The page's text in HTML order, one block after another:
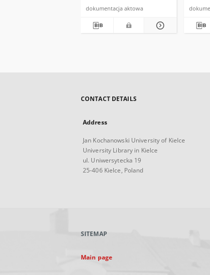
dokumentacja aktowa
CONTACT DETAILS
Address
Jan Kochanowski University of Kielce
University Library in Kielce
ul. Uniwersytecka 19
25-406 Kielce, Poland
SITEMAP
Main page